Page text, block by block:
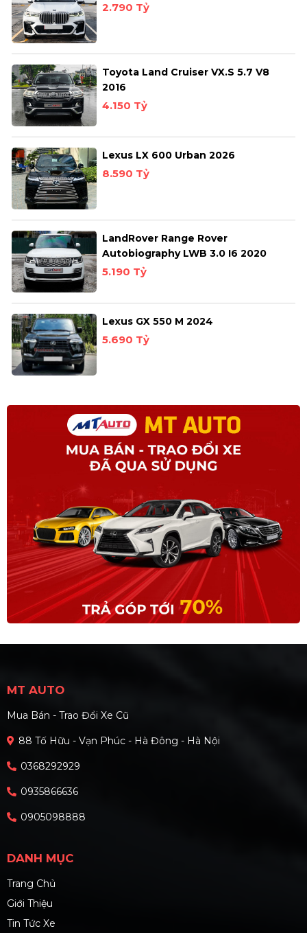
2.790 Tỷ
Toyota Land Cruiser VX.S 5.7 V8
2016
4.150 Tỷ
Lexus LX 600 Urban 2026
8.590 Tỷ
LandRover Range Rover
Autobiography LWB 3.0 I6 2020
5.190 Tỷ
Lexus GX 550 M 2024
5.690 Tỷ
MT AUTO
Mua Bán - Trao Đổi Xe Cũ
88 Tố Hữu - Vạn Phúc - Hà Đông - Hà Nội
0368292929
0935866636
0905098888
DANH MỤC
Trang Chủ
Giới Thiệu
Tin Tức Xe